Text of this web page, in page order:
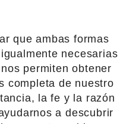
que ambas formas
necesarias
permiten obtener
completa de nuestro
la fe y la razón
a descubrir